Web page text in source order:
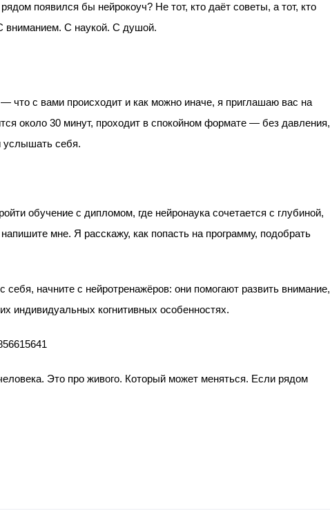
появился бы нейрокоуч? Не тот, кто даёт советы, а тот, кто
вниманием. С наукой. С душой.
что с вами происходит и как можно иначе, я приглашаю вас на
около 30 минут, проходит в спокойном формате — без давления,
услышать себя.
обучение с дипломом, где нейронаука сочетается с глубиной,
мне. Я расскажу, как попасть на программу, подобрать
себя, начните с нейротренажёров: они помогают развить внимание,
индивидуальных когнитивных особенностях.
Это про живого. Который может меняться. Если рядом